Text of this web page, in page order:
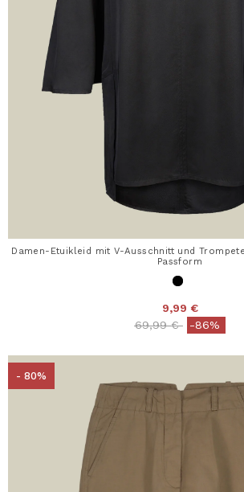
Damen-Etuikleid mit V-Ausschnitt und
Passform
9,99 €
Price reduced from
69,99 €to-86%
- 80%